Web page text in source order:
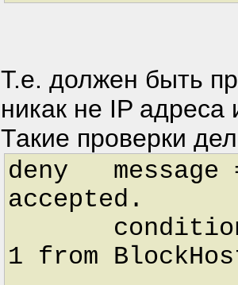
Т.е. должен быть
никак не IP адреса
Такие проверки
deny message
accepted.
condition =
1 from